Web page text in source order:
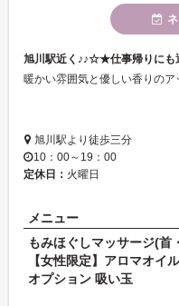
旭川駅近く♪♪☆★仕事帰りに
旭川駅より徒歩三分
10：00～19：00
定休日： 火曜日
メニュー
もみほぐしマッサージ(首
オプション 吸い玉